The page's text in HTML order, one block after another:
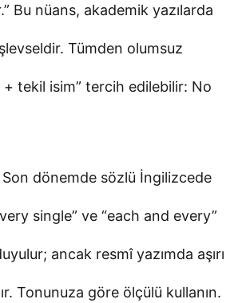
Bu nüans, akademik yazılarda
Tümden olumsuz
+ tekil isim” tercih edilebilir: No
Son dönemde sözlü İngilizcede
single” ve “each and every”
ancak resmî yazımda aşırı
Tonunuza göre ölçülü kullanın.